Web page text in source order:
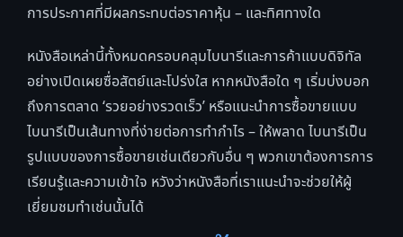
การประกาศที่มีผลกระทบต่อราคาหุ้น – และทิศทางใด
หนังสือเหล่านี้ทั้งหมดครอบคลุมไบนารีและการค้าแบบดิจิทัล
อย่างเปิดเผยซื่อสัตย์และโปร่งใส หากหนังสือใด ๆ เริ่มบ่งบอก
ถึงการตลาด ‘รวยอย่างรวดเร็ว’ หรือแนะนำการซื้อขายแบบ
ไบนารีเป็นเส้นทางที่ง่ายต่อการทำกำไร – ให้พลาด ไบนารีเป็น
รูปแบบของการซื้อขายเช่นเดียวกับอื่น ๆ พวกเขาต้องการการ
เรียนรู้และความเข้าใจ หวังว่าหนังสือที่เราแนะนำจะช่วยให้ผู้
เยี่ยมชมทำเช่นนั้นได้